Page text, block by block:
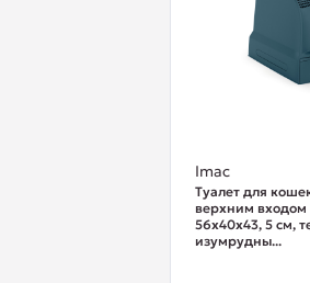
Imac
Туалет для
верхним входом
56х40х43, 5 см,
изумрудны...